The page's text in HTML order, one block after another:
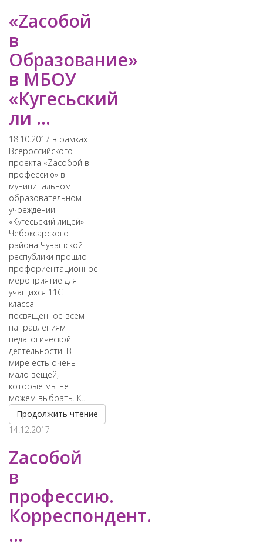
«Zасобой
в
Образование»
в МБОУ
«Кугесьский
ли ...
18.10.2017 в рамках
Всероссийского
проекта «Zасобой в
профессию» в
муниципальном
образовательном
учреждении
«Кугесьский лицей»
Чебоксарского
района Чувашской
республики прошло
профориентационное
мероприятие для
учащихся 11С
класса
посвященное всем
направлениям
педагогической
деятельности. В
мире есть очень
мало вещей,
которые мы не
можем выбрать. К...
Продолжить чтение
14.12.2017
Zасобой
в
профессию.
Корреспондент.
...